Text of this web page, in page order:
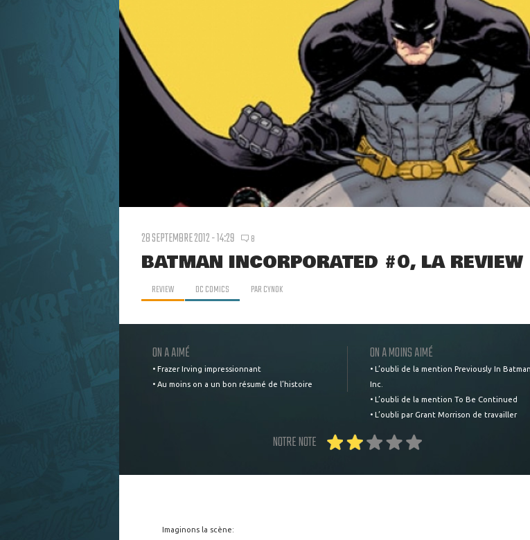
28 SEPTEMBRE 2012 - 14:29 8
BATMAN INCORPORATED #0, LA REVIEW
REVIEW DC COMICS PARCYNOK
ON A AIMÉ
• Frazer Irving impressionnant
• Au moins on a un bon résumé de l’histoire
ON A MOINS AIMÉ
• L’oubli de la mention Previously In Batman
Inc.
• L’oubli de la mention To Be Continued
• L’oubli par Grant Morrison de travailler
NOTRE NOTE
Imaginons la scène: